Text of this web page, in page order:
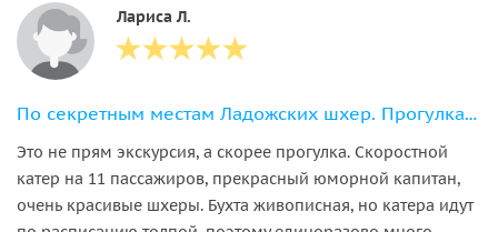
Лариса Л.
По секретным местам Ладожских шхер. Прогулка на катере
Это не прям экскурсия, а скорее прогулка. Скоростной
катер на 11 пассажиров, прекрасный юморной капитан,
очень красивые шхеры. Бухта живописная, но катера идут